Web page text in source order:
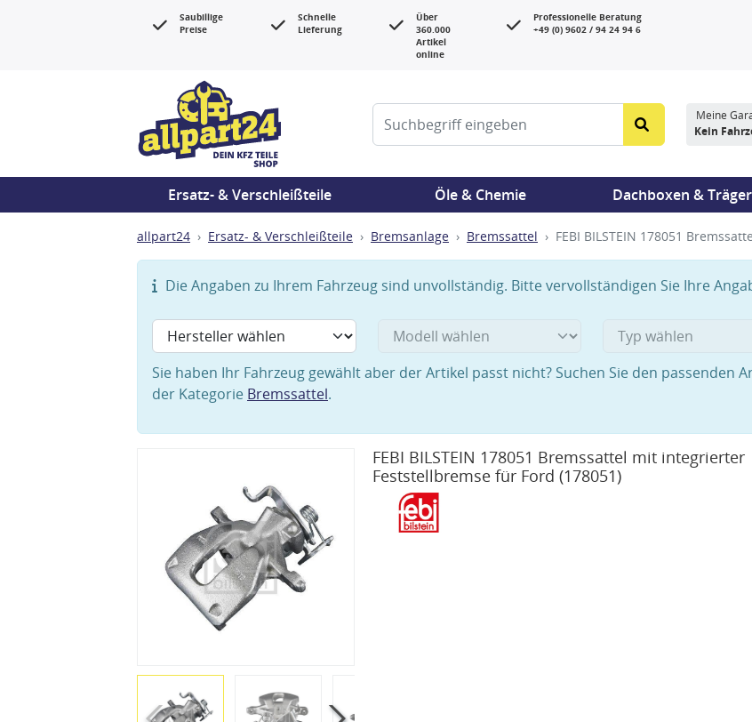
Saubillige
Preise
Schnelle
Lieferung
Über
360.000
Artikel
online
Professionelle Beratung
+49 (0) 9602 / 94 24 94 6
Meine
Kein
Ersatz- & Verschleißteile Öle & Chemie Dachboxen &
allpart24 Ersatz- & Verschleißteile Bremsanlage Bremssattel FEBI BILSTEIN 178051
Die Angaben zu Ihrem Fahrzeug sind unvollständig. Bitte vervollständigen Sie Ihre
Sie haben Ihr Fahrzeug gewählt aber der Artikel passt nicht? Suchen Sie den passenden
der Kategorie Bremssattel.
FEBI BILSTEIN 178051 Bremssattel mit integrierter
Feststellbremse für Ford (178051)